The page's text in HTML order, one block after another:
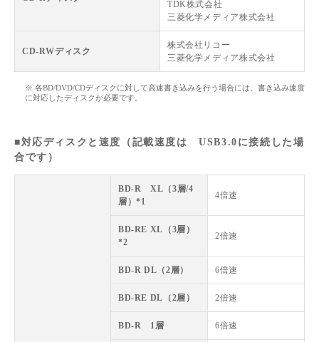
TDK株式会社
三菱化学メディア株式会社
CD-RWディスク
株式会社リコー
三菱化学メディア株式会社
※ 各BD/DVD/CDディスクに対して高速書き込みを行う場合には、書き込み速度
に対応したディスクが必要です。
■対応ディスクと速度（記載速度は USB3.0に接続した場
合です）
BD-R XL（3層/4
層）*1
4倍速
BD-RE XL（3層）
*2
2倍速
BD-R DL（2層） 6倍速
BD-RE DL（2層） 2倍速
BD-R 1層 6倍速